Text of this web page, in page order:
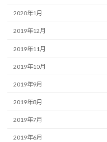
2020年1月
2019年12月
2019年11月
2019年10月
2019年9月
2019年8月
2019年7月
2019年6月